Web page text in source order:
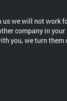
us we will not work
company in
you, we turn them